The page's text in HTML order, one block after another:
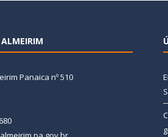
ALMEIRIM
Panaica nº 510